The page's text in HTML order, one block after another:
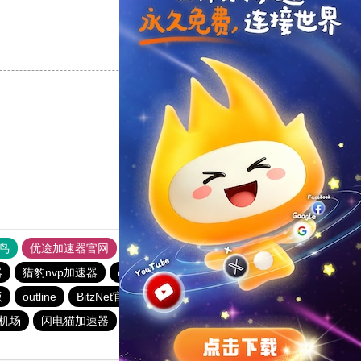
反对
反对[0]
优途加速器官网 风驰加速器 旋风加速器
八戒看书
猎豹nvp加速器 outline outline ios加速器
outline
outline BitzNet官网 安易加速器
快联加速器
场
闪电猫加速器 hammer加速器 快连加速器app